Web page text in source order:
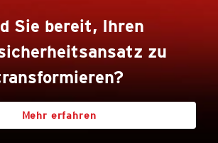
Sie bereit, Ihren
zu
Mehr erfahren